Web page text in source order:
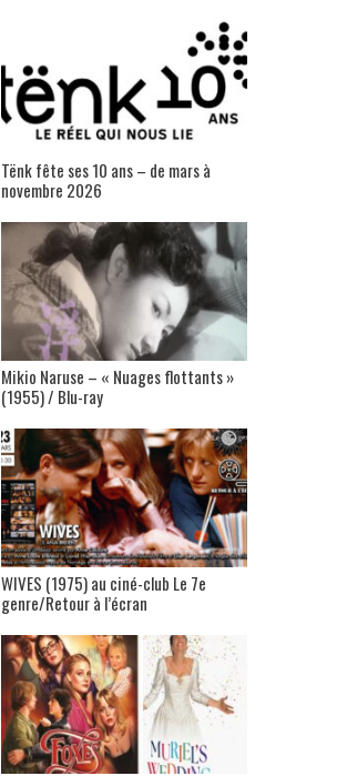
Tënk fête ses 10 ans – de mars à
novembre 2026
Mikio Naruse – « Nuages flottants »
(1955) / Blu-ray
WIVES (1975) au ciné-club Le 7e
genre/Retour à l’écran